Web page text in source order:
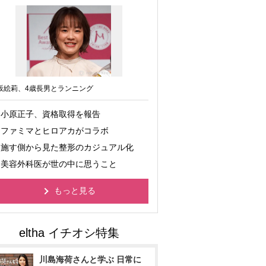
絵莉、4歳長男とランニング
小原正子、資格取得を報告
ファミマとヒロアカがコラボ
施す側から見た整形のカジュアル化
美容外科医が世の中に思うこと
もっと見る
川島海荷さんと学ぶ 日常に